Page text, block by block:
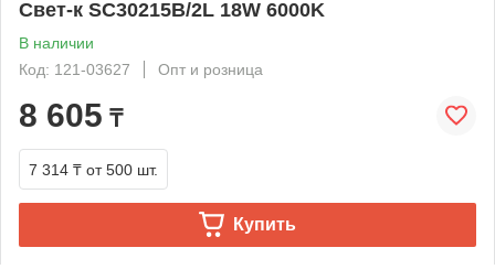
Свет-к SC30215B/2L 18W 6000K
В наличии
Код: 121-03627
Опт и розница
8 605 ₸
7 314 ₸ от 500 шт.
Купить